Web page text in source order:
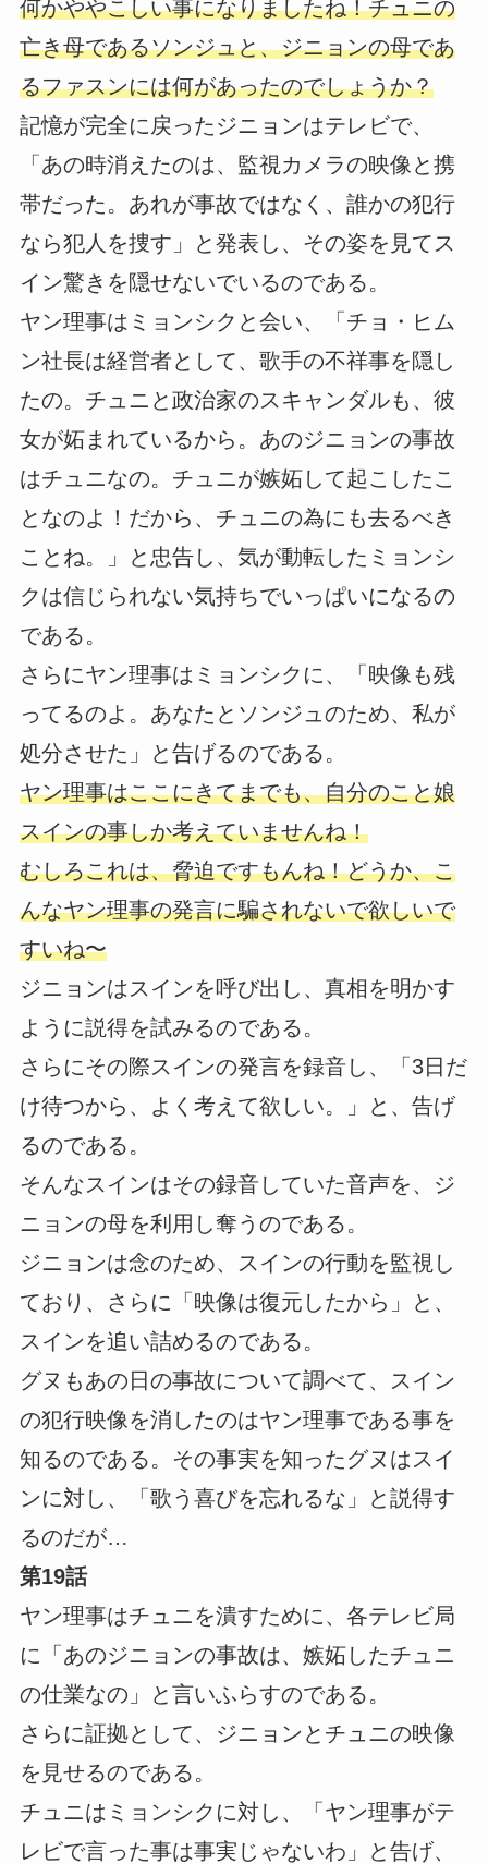
何かややこしい事になりましたね！チュニの
亡き母であるソンジュと、ジニョンの母であ
るファスンには何があったのでしょうか？
記憶が完全に戻ったジニョンはテレビで、
「あの時消えたのは、監視カメラの映像と携
帯だった。あれが事故ではなく、誰かの犯行
なら犯人を捜す」と発表し、その姿を見てス
イン驚きを隠せないでいるのである。
ヤン理事はミョンシクと会い、「チョ・ヒム
ン社長は経営者として、歌手の不祥事を隠し
たの。チュニと政治家のスキャンダルも、彼
女が妬まれているから。あのジニョンの事故
はチュニなの。チュニが嫉妬して起こしたこ
となのよ！だから、チュニの為にも去るべき
ことね。」と忠告し、気が動転したミョンシ
クは信じられない気持ちでいっぱいになるの
である。
さらにヤン理事はミョンシクに、「映像も残
ってるのよ。あなたとソンジュのため、私が
処分させた」と告げるのである。
ヤン理事はここにきてまでも、自分のこと娘
スインの事しか考えていませんね！
むしろこれは、脅迫ですもんね！どうか、こ
んなヤン理事の発言に騙されないで欲しいで
すいね〜
ジニョンはスインを呼び出し、真相を明かす
ように説得を試みるのである。
さらにその際スインの発言を録音し、「3日だ
け待つから、よく考えて欲しい。」と、告げ
るのである。
そんなスインはその録音していた音声を、ジ
ニョンの母を利用し奪うのである。
ジニョンは念のため、スインの行動を監視し
ており、さらに「映像は復元したから」と、
スインを追い詰めるのである。
グヌもあの日の事故について調べて、スイン
の犯行映像を消したのはヤン理事である事を
知るのである。その事実を知ったグヌはスイ
ンに対し、「歌う喜びを忘れるな」と説得す
るのだが…
第19話
ヤン理事はチュニを潰すために、各テレビ局
に「あのジニョンの事故は、嫉妬したチュニ
の仕業なの」と言いふらすのである。
さらに証拠として、ジニョンとチュニの映像
を見せるのである。
チュニはミョンシクに対し、「ヤン理事がテ
レビで言った事は事実じゃないわ」と告げ、